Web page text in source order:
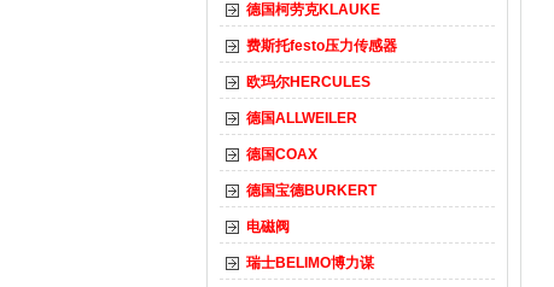
德国柯劳克KLAUKE
费斯托festo压力传感器
欧玛尔HERCULES
德国ALLWEILER
德国COAX
德国宝德BURKERT
电磁阀
瑞士BELIMO博力谋